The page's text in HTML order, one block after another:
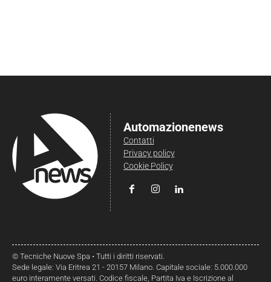
Automazionenews
Contatti
Privacy policy
Cookie Policy
© Tecniche Nuove Spa • Tutti i diritti riservati.
Sede legale: Via Eritrea 21 - 20157 Milano. Capitale sociale: 5.000.000
euro interamente versati. Codice fiscale, Partita Iva e Iscrizione al